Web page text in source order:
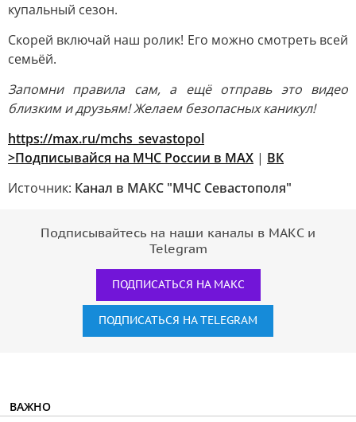
купальный сезон.
Скорей включай наш ролик! Его можно смотреть всей
семьёй.
Запомни правила сам, а ещё отправь это видео
близким и друзьям! Желаем безопасных каникул!
https://max.ru/mchs_sevastopol
>Подписывайся на МЧС России в MAX | ВК
Источник: Канал в МАКС "МЧС Севастополя"
Подписывайтесь на наши каналы в МАКС и
Telegram
ПОДПИСАТЬСЯ НА МАКС
ПОДПИСАТЬСЯ НА TELEGRAM
ВАЖНО